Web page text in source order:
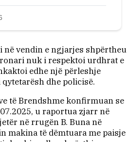
vendin e ngjarjes shpërtheu
nuk i respektoi urdhrat e
edhe një përleshje
dhe policisë.
të Brendshme konfirmuan se
u raportua zjarr në
në rrugën B. Buna në
makina të dëmtuara me paisje